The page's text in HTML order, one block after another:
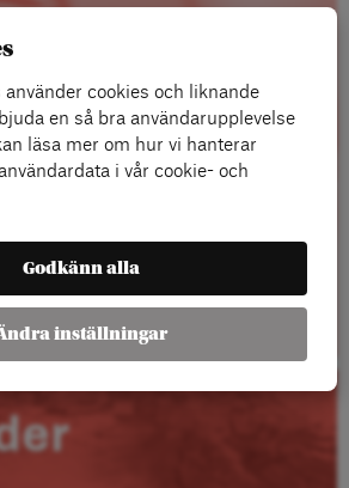
cookies och liknande
en så bra användarupplevelse
läsa mer om hur vi hanterar
i vår cookie- och
Godkänn alla
inställningar